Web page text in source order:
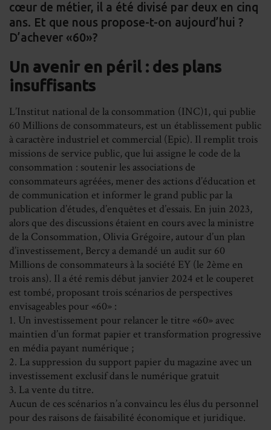
cœur de métier, il a été divisé par deux en cinq
ans. Et que nous propose-t-on aujourd’hui ?
D’achever «60»?
Un avenir en péril : des plans
insuffisants
L’Institut national de la consommation (INC)1, qui publie
60 Millions de consommateurs, est un établissement public
à caractère industriel et commercial (Epic). Il remplit trois
missions de service public, que lui assigne le code de la
consommation : soutenir les associations de
consommateurs agréées, mener des actions d’éducation et
de communication et informer le grand public par la
publication d’études, d’enquêtes et d’essais. En juin 2023,
alors que des discussions étaient en cours avec la ministre
de la Consommation, Olivia Grégoire, autour d’un plan
d’investissement, Bercy a demandé un audit sur 60
Millions de consommateurs à la société EY (le 2ème en
trois ans). Il a été remis début janvier 2024 et le couperet
est tombé, proposant trois scénarios de perspectives
envisageables pour «60» :
1. Un investissement pour relancer le titre «60» avec
maintien d’un format papier et transformation progressive
en média payant numérique ;
2. La suppression du support papier du magazine avec un
investissement exclusif dans le numérique gratuit
3. La vente du titre.
Aucun de ces scénarios n’a convaincu les élus du personnel
pour des raisons de faisabilité économique et juridique.